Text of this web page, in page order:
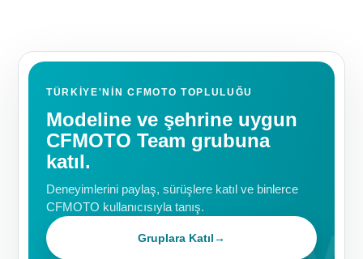
TÜRKIYE'NIN CFMOTO TOPLULUĞU
Modeline ve şehrine uygun
CFMOTO Team grubuna
katıl.
Deneyimlerini paylaş, sürüşlere katıl ve binlerce
CFMOTO kullanıcısıyla tanış.
Gruplara Katıl→